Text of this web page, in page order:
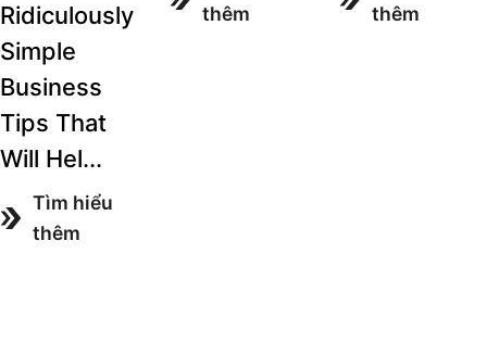
Ridiculously
Simple
Business
Tips That
Will Hel...
Tìm hiểu
thêm
thêm
thêm